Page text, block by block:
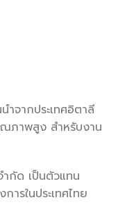
จากประเทศอิตาลี
ภาพสูง สำหรับงาน
กัด เป็นตัวแทน
ารในประเทศไทย